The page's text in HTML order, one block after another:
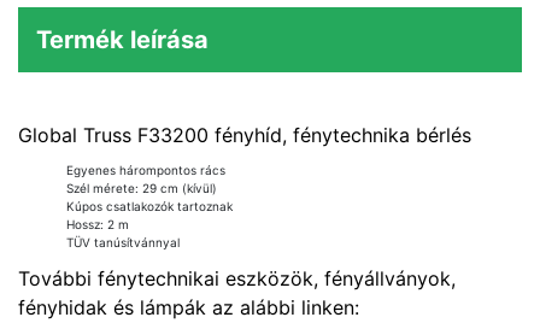
Termék leírása
Global Truss F33200 fényhíd, fénytechnika bérlés
Egyenes hárompontos rács
Szél mérete: 29 cm (kívül)
Kúpos csatlakozók tartoznak
Hossz: 2 m
TÜV tanúsítvánnyal
További fénytechnikai eszközök, fényállványok,
fényhidak és lámpák az alábbi linken: